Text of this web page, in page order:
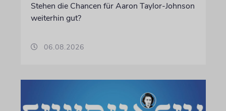
Stehen die Chancen für Aaron Taylor-Johnson
weiterhin gut?
06.08.2026